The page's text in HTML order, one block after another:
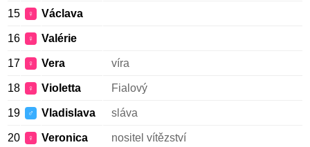
15 ♀ Václava
16 ♀ Valérie
17 ♀ Vera víra
18 ♀ Violetta Fialový
19 ♂ Vladislava sláva
20 ♀ Veronica nositel vítězství